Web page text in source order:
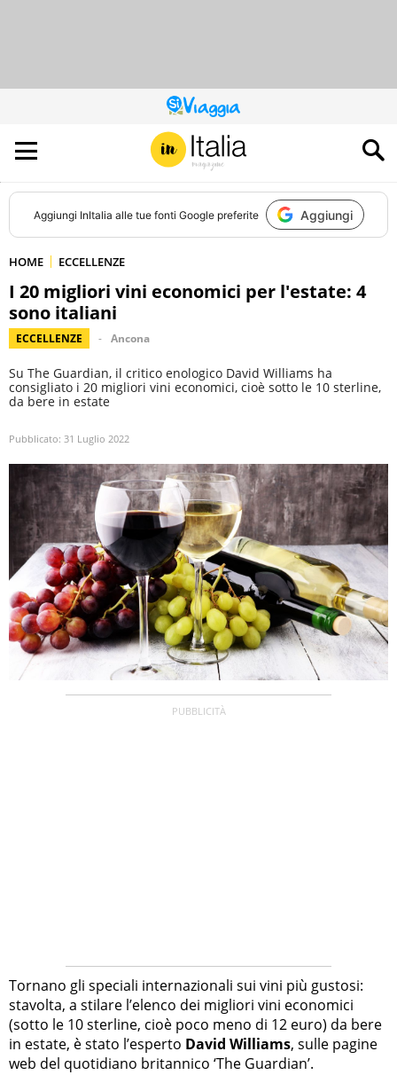
QUESTO
SITO
CONTRIBUISCE
ALL’AUDIENCE
DI
Aggiungi InItalia alle tue fonti Google preferite Aggiungi
HOME ECCELLENZE
I 20 migliori vini economici per l'estate: 4
sono italiani
ECCELLENZE Ancona
Su The Guardian, il critico enologico David Williams ha
consigliato i 20 migliori vini economici, cioè sotto le 10 sterline,
da bere in estate
Pubblicato: 31 Luglio 2022
Tornano gli speciali internazionali sui vini più gustosi:
stavolta, a stilare l’elenco dei migliori vini economici
(sotto le 10 sterline, cioè poco meno di 12 euro) da bere
in estate, è stato l’esperto David Williams, sulle pagine
web del quotidiano britannico ‘The Guardian’.